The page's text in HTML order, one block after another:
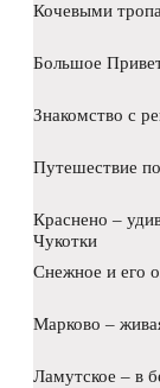
Кочевыми
Большое
Знакомство с
Путешествие
Краснено –
Чукотки
Снежное и его
Марково –
Ламутское – в